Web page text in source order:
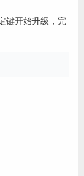
键开始升级，完